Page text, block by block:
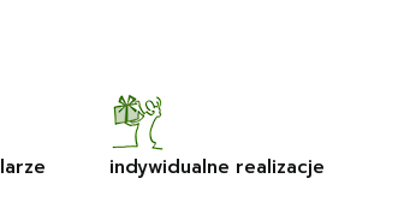
indywidualne realizacje